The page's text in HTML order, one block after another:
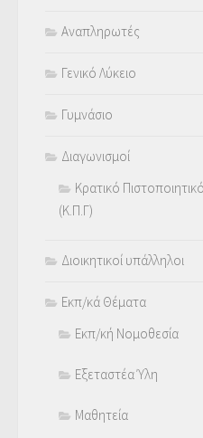
Αναπληρωτές
Γενικό Λύκειο
Γυμνάσιο
Διαγωνισμοί
Κρατικό
(Κ.Π.Γ)
Διοικητικοί υπάλληλοι
Εκπ/κά Θέματα
Εκπ/κή Νομοθεσία
Εξεταστέα Ύλη
Μαθητεία